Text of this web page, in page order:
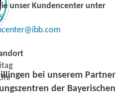
bei unserem Partner
der Bayerischen
unser Kundencenter unter